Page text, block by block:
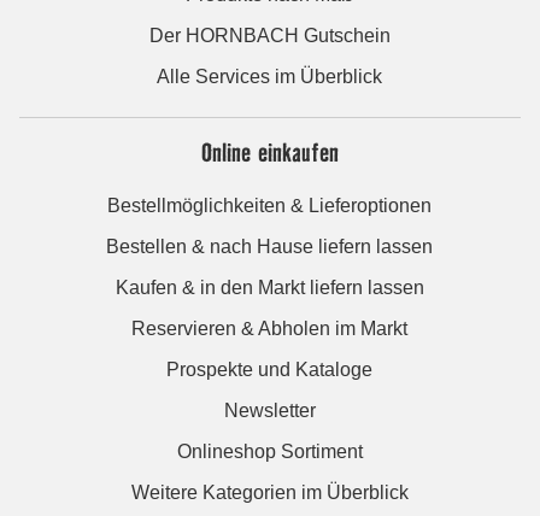
Der HORNBACH Gutschein
Alle Services im Überblick
Online einkaufen
Bestellmöglichkeiten & Lieferoptionen
Bestellen & nach Hause liefern lassen
Kaufen & in den Markt liefern lassen
Reservieren & Abholen im Markt
Prospekte und Kataloge
Newsletter
Onlineshop Sortiment
Weitere Kategorien im Überblick